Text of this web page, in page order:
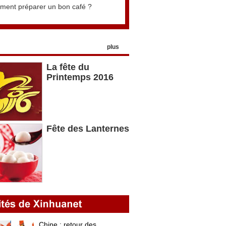
préparer un bon café ?
plus
La fête du
Printemps 2016
Fête des Lanternes